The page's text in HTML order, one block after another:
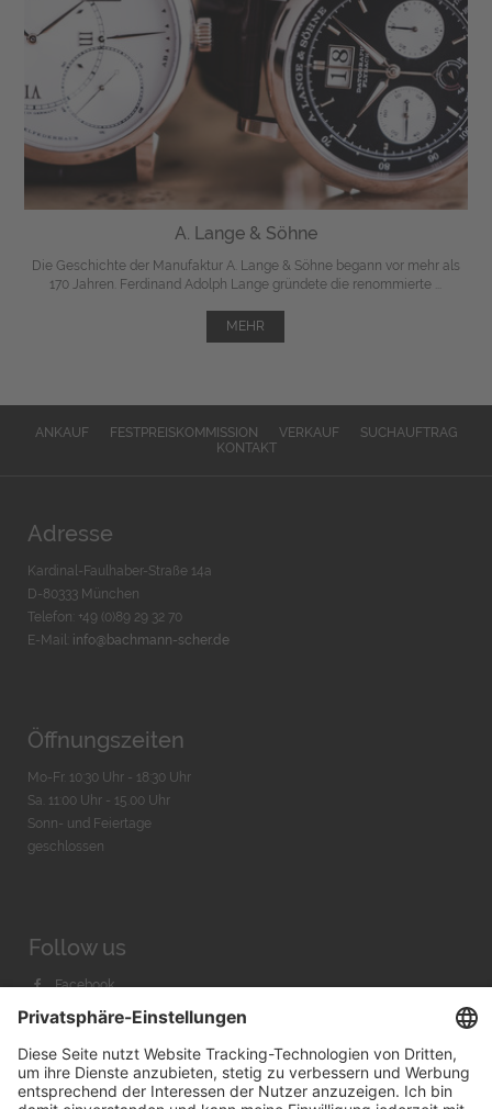
A. Lange & Söhne
Die Geschichte der Manufaktur A. Lange & Söhne begann vor mehr als
170 Jahren. Ferdinand Adolph Lange gründete die renommierte ...
MEHR
ANKAUF FESTPREISKOMMISSION VERKAUF
SUCHAUFTRAG
KONTAKT
Adresse
Kardinal-Faulhaber-Straße 14a
D-80333 München
Telefon: +49 (0)89 29 32 70
E-Mail: info@bachmann-scher.de
Öffnungszeiten
Mo-Fr. 10:30 Uhr - 18:30 Uhr
Sa. 11:00 Uhr - 15.00 Uhr
Sonn- und Feiertage
geschlossen
Follow us
Facebook
Instagram
Youtube